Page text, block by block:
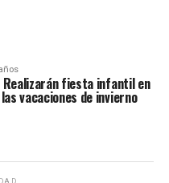
fiesta infantil en
vacaciones de invierno